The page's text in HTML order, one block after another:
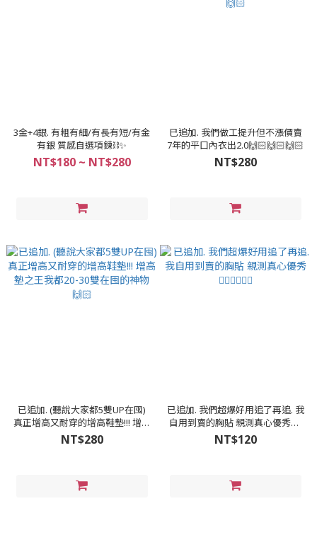
3金+4銀. 有粗有細/有長有短/有金
有銀 質感自選項鍊⛓️✨
NT$180 ~ NT$280
已追加. 我們做工提升但不漲價賣
7年的平口內衣出2.0🙌🏻🙌🏻🙌🏻
NT$280
已追加. (聽說大家都5雙UP在囤)
真正增高又耐穿的增高鞋墊!!! 增高
墊之王我都20-30雙在囤的神物
🙌🏻
NT$280
已追加. 我們超爆好用追了再追. 我
自用到賣的胸貼 親測真心優秀👍🏻
👍🏻👍🏻
NT$120